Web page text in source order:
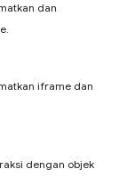
dan
iframe dan
dengan objek